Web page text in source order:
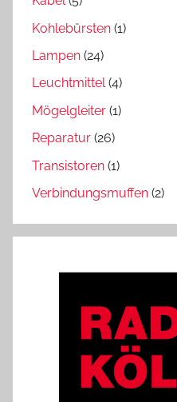
Kohlebürsten (1)
Lampen (24)
Leuchtmittel(4)
Mögelgleiter (1)
Reparatur (26)
Transistoren (1)
Verbindungsmuffen (2)